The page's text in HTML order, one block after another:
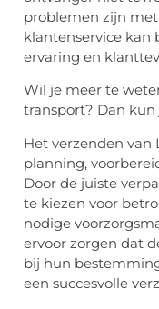
problemen zijn
klantenservice kan
ervaring en
Wil je meer te
transport? Dan
Het verzenden van
planning,
Door de juiste
te kiezen voor
nodige
ervoor zorgen dat
bij hun
een succesvolle